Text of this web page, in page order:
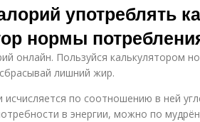
употреблять
нормы
онлайн. Пользуйся калькулятором
лишний жир.
по соотношению в ней
в энергии, можно по